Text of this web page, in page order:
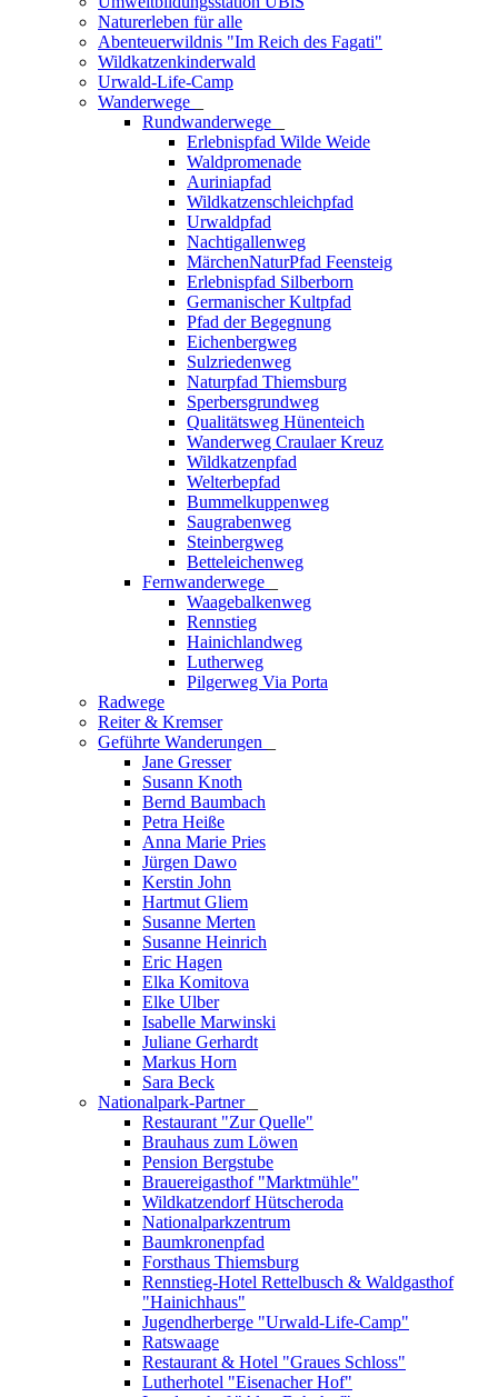
Naturerleben für alle
Abenteuerwildnis "Im Reich des Fagati"
Wildkatzenkinderwald
Urwald-Life-Camp
Wanderwege
Rundwanderwege
Erlebnispfad Wilde Weide
Waldpromenade
Auriniapfad
Wildkatzenschleichpfad
Urwaldpfad
Nachtigallenweg
MärchenNaturPfad Feensteig
Erlebnispfad Silberborn
Germanischer Kultpfad
Pfad der Begegnung
Eichenbergweg
Sulzriedenweg
Naturpfad Thiemsburg
Sperbersgrundweg
Qualitätsweg Hünenteich
Wanderweg Craulaer Kreuz
Wildkatzenpfad
Welterbepfad
Bummelkuppenweg
Saugrabenweg
Steinbergweg
Betteleichenweg
Fernwanderwege
Waagebalkenweg
Rennstieg
Hainichlandweg
Lutherweg
Pilgerweg Via Porta
Radwege
Reiter & Kremser
Geführte Wanderungen
Jane Gresser
Susann Knoth
Bernd Baumbach
Petra Heiße
Anna Marie Pries
Jürgen Dawo
Kerstin John
Hartmut Gliem
Susanne Merten
Susanne Heinrich
Eric Hagen
Elka Komitova
Elke Ulber
Isabelle Marwinski
Juliane Gerhardt
Markus Horn
Sara Beck
Nationalpark-Partner
Restaurant "Zur Quelle"
Brauhaus zum Löwen
Pension Bergstube
Brauereigasthof "Marktmühle"
Wildkatzendorf Hütscheroda
Nationalparkzentrum
Baumkronenpfad
Forsthaus Thiemsburg
Rennstieg-Hotel Rettelbusch & Waldgasthof
"Hainichhaus"
Jugendherberge "Urwald-Life-Camp"
Ratswaage
Restaurant & Hotel "Graues Schloss"
Lutherhotel "Eisenacher Hof"